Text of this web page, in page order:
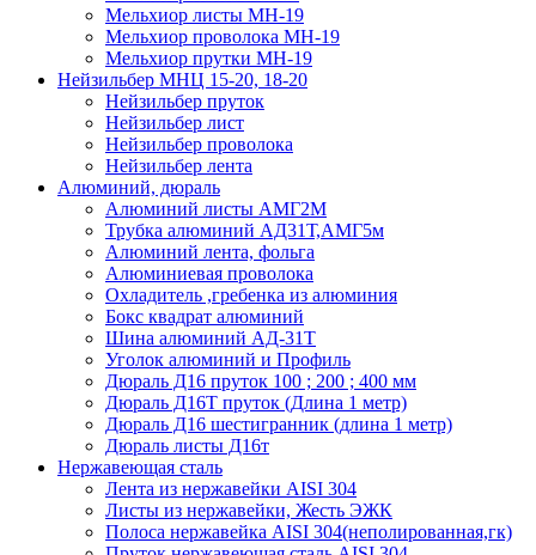
Мельхиор листы МН-19
Мельхиор проволока МН-19
Мельхиор прутки МН-19
Нейзильбер МНЦ 15-20, 18-20
Нейзильбер пруток
Нейзильбер лист
Нейзильбер проволока
Нейзильбер лента
Алюминий, дюраль
Алюминий листы АМГ2М
Трубка алюминий АД31Т,АМГ5м
Алюминий лента, фольга
Алюминиевая проволока
Охладитель ,гребенка из алюминия
Бокс квадрат алюминий
Шина алюминий АД-31Т
Уголок алюминий и Профиль
Дюраль Д16 пруток 100 ; 200 ; 400 мм
Дюраль Д16Т пруток (Длина 1 метр)
Дюраль Д16 шестигранник (длина 1 метр)
Дюраль листы Д16т
Нержавеющая сталь
Лента из нержавейки AISI 304
Листы из нержавейки, Жесть ЭЖК
Полоса нержавейка АISI 304(неполированная,гк)